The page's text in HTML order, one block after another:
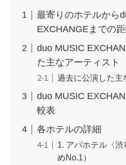
最寄りのホテルから
EXCHANGEまでの
duo MUSIC
た主なアーティスト
過去に公演した主
duo MUSIC
較表
各ホテルの詳細
1. アパホテル〈
めNo.1）